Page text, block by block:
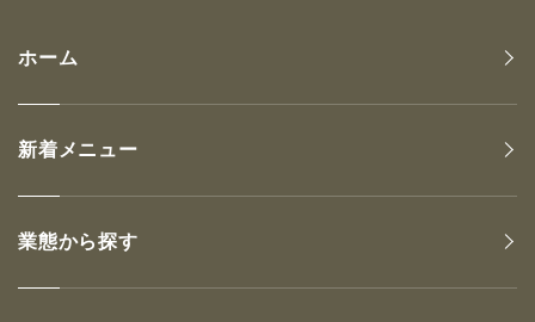
ホーム
新着メニュー
業態から探す